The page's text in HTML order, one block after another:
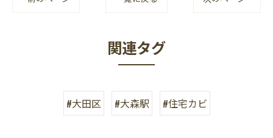
関連タグ
#大田区 #大森駅 #住宅カビ